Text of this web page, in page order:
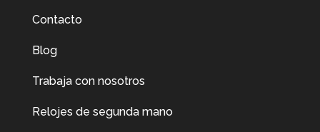
Contacto
Blog
Trabaja con nosotros
Relojes de segunda mano